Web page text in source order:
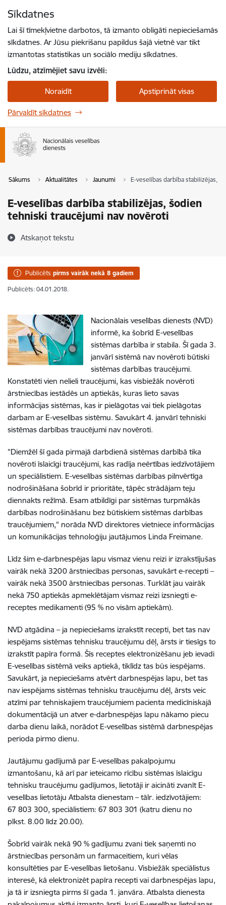
Sīkdatnes
Lai šī tīmekļvietne darbotos, tā izmanto obligāti nepieciešamās
sīkdatnes. Ar Jūsu piekrišanu papildus šajā vietnē var tikt
izmantotas statistikas un sociālo mediju sīkdatnes.
Lūdzu, atzīmējiet savu izvēli:
Noraidīt Apstiprināt visas
Pārvaldīt sīkdatnes
Sākums Aktualitātes Jaunumi E-veselības darbība stabilizējas,
E-veselības darbība stabilizējas, šodien
tehniski traucējumi nav novēroti
Atskaņot tekstu
Publicēts pirms vairāk nekā 8 gadiem
Publicēts: 04.01.2018.
Nacionālais veselības dienests (NVD)
informē, ka šobrīd E-veselības
sistēmas darbība ir stabila. Šī gada 3.
janvārī sistēmā nav novēroti būtiski
sistēmas darbības traucējumi.
Konstatēti vien nelieli traucējumi, kas visbiežāk novēroti
ārstniecības iestādēs un aptiekās, kuras lieto savas
informācijas sistēmas, kas ir pielāgotas vai tiek pielāgotas
darbam ar E-veselības sistēmu. Savukārt 4. janvārī tehniski
sistēmas darbības traucējumi nav novēroti.
"Diemžēl šī gada pirmajā darbdienā sistēmas darbībā tika
novēroti īslaicīgi traucējumi, kas radīja neērtības iedzīvotājiem
un speciālistiem. E-veselības sistēmas darbības pilnvērtīga
nodrošināšana šobrīd ir prioritāte, tāpēc strādājam teju
diennakts režīmā. Esam atbildīgi par sistēmas turpmākās
darbības nodrošināšanu bez būtiskiem sistēmas darbības
traucējumiem," norāda NVD direktores vietniece informācijas
un komunikācijas tehnoloģiju jautājumos Linda Freimane.
Līdz šim e-darbnespējas lapu vismaz vienu reizi ir izrakstījušas
vairāk nekā 3200 ārstniecības personas, savukārt e-recepti –
vairāk nekā 3500 ārstniecības personas. Turklāt jau vairāk
nekā 750 aptiekās apmeklētājam vismaz reizi izsniegti e-
receptes medikamenti (95 % no visām aptiekām).
NVD atgādina – ja nepieciešams izrakstīt recepti, bet tas nav
iespējams sistēmas tehnisku traucējumu dēļ, ārsts ir tiesīgs to
izrakstīt papīra formā. Šīs receptes elektronizēšanu jeb ievadi
E-veselības sistēmā veiks aptiekā, tiklīdz tas būs iespējams.
Savukārt, ja nepieciešams atvērt darbnespējas lapu, bet tas
nav iespējams sistēmas tehnisku traucējumu dēļ, ārsts veic
atzīmi par tehniskajiem traucējumiem pacienta medicīniskajā
dokumentācijā un atver e-darbnespējas lapu nākamo piecu
darba dienu laikā, norādot E-veselības sistēmā darbnespējas
perioda pirmo dienu.
Jautājumu gadījumā par E-veselības pakalpojumu
izmantošanu, kā arī par ieteicamo rīcību sistēmas īslaicīgu
tehnisku traucējumu gadījumos, lietotāji ir aicināti zvanīt E-
veselības lietotāju Atbalsta dienestam – tālr. iedzīvotājiem:
67 803 300, speciālistiem: 67 803 301 (katru dienu no
plkst. 8.00 līdz 20.00).
Šobrīd vairāk nekā 90 % gadījumu zvani tiek saņemti no
ārstniecības personām un farmaceitiem, kuri vēlas
konsultēties par E-veselības lietošanu. Visbiežāk speciālistus
interesē, kā elektronizēt papīra recepti vai darbnespējas lapu,
ja tā ir izsniegta pirms šī gada 1. janvāra. Atbalsta dienesta